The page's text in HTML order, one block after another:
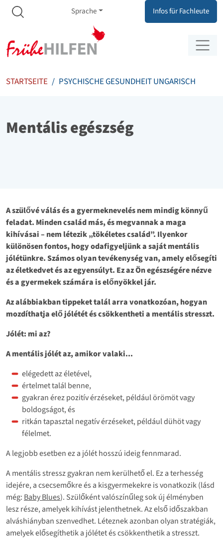
Zum Inhalt springen
Zur Navigation springen
Meta Navigation
Sprache Infos für Fachleute
STARTSEITE PSYCHISCHE GESUNDHEIT UNGARISCH
Mentális egészség
A szülővé válás és a gyermeknevelés nem mindig könnyű
feladat. Minden család más, és megvannak a maga
kihívásai – nem létezik „tökéletes család”. Ilyenkor
különösen fontos, hogy odafigyeljünk a saját mentális
jólétünkre. Számos olyan tevékenység van, amely elősegíti
az életkedvet és az egyensúlyt. Ez az Ön egészségére nézve
és a gyermekek számára is előnyökkel jár.
Az alábbiakban tippeket talál arra vonatkozóan, hogyan
mozdíthatja elő jólétét és csökkentheti a mentális stresszt.
Jólét: mi az?
A mentális jólét az, amikor valaki...
elégedett az életével,
értelmet talál benne,
gyakran érez pozitív érzéseket, például örömöt vagy
boldogságot, és
ritkán tapasztal negatív érzéseket, például dühöt vagy
félelmet.
A legjobb esetben ez a jólét hosszú ideig fennmarad.
A mentális stressz gyakran nem kerülhető el. Ez a terhesség
idejére, a csecsemőkre és a kisgyermekekre is vonatkozik (lásd
még: Baby Blues). Szülőként valószínűleg sok új élményben
lesz része, amelyek kihívást jelenthetnek. Az első időszakban
alváshiányban szenvedhet. Léteznek azonban olyan stratégiák,
amelyek elősegíthetik a jólétet és csökkenthetik a stresszt.